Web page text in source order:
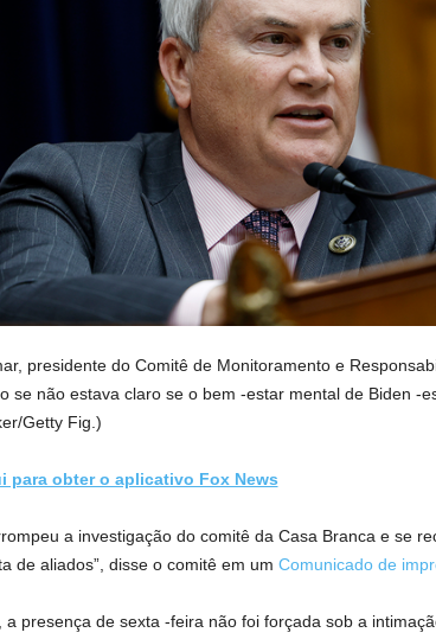
presidente do Comitê de Monitoramento e
se não estava claro se o bem -estar mental de Biden -
Getty Fig.)
para obter o aplicativo Fox News
a investigação do comitê da Casa Branca e se
de aliados”, disse o comitê em um Comunicado de
a presença de sexta -feira não foi forçada sob a